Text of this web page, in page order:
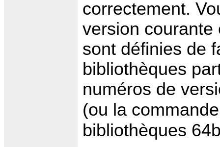
correctement.
version courante
sont définies de
bibliothèques
numéros de
(ou la
bibliothèques